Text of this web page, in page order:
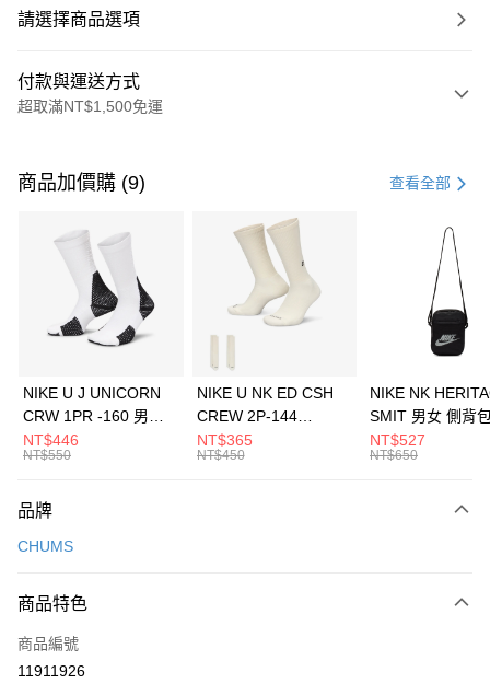
請選擇商品選項
付款與運送方式
超取滿NT$1,500免運
信用卡一次付款
3 期 0 利率 每期 21家銀行
合作金庫商業銀行
第一商業銀行
華南商業銀行
彰化商業銀行
上海商業儲蓄銀行
元大商業銀行
台灣樂天信用卡公司
Apple Pay
全盈+PAY
AFTEE先享後付
【關於「AFTEE先享後付」】
便利好安心！
３．安心：先確認商品／服務後，再付款。
【「AFTEE先享後付」結帳流程】
１．於結帳方式選擇「AFTEE先享後付」後，將跳轉至「AFTEE先享後付」
運送方式
每筆NT$100，滿NT$1,500(含以上)免運費
宅配
每筆NT$100，滿NT$1,500(含以上)免運費
商品加價購 (9) 查看全部
NIKE U J UNICORN
CRW 1PR -160 男女
中統襪 FZ3393100
NT$446
NT$550
NIKE U NK ED CSH
CREW 2P-144
EMBRDY 男女 短統襪
FZ3073133
NT$365
NT$450
NIKE NK
SMIT 男女 側背
BA5871010
NT$527
NT$650
品牌
CHUMS
商品特色
商品編號
11911926